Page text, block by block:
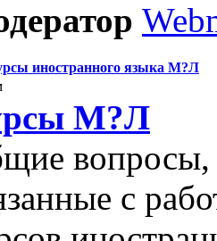
иностранного языка М?Л
М?Л
вопросы,
с